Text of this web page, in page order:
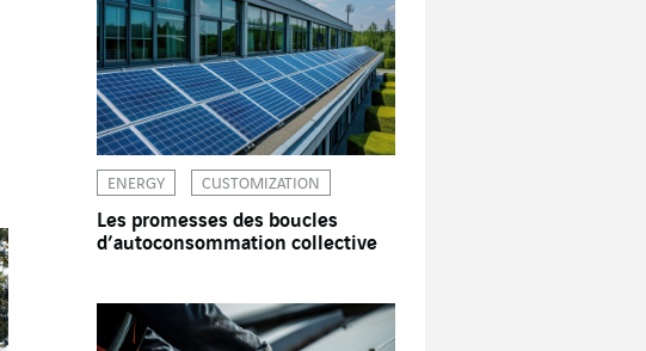
ENERGY CUSTOMIZATION
Les promesses des boucles
d’autoconsommation collective